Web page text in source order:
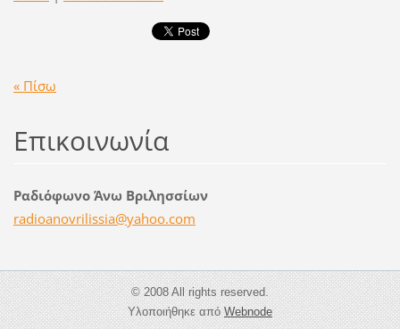
« Πίσω
Επικοινωνία
Ραδιόφωνο Άνω Βριλησσίων
radioanovrilissia@yahoo.com
© 2008 All rights reserved.
Υλοποιήθηκε απόWebnode